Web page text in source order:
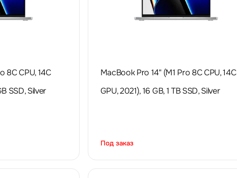
8C CPU, 14C
SSD, Silver
MacBook Pro 14" (M1 Pro 8C CPU, 14C
GPU, 2021), 16 GB, 1 TB SSD, Silver
Под заказ